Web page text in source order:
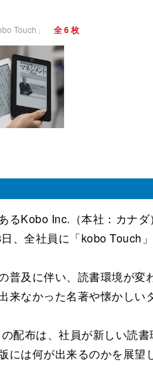
Touch」 全 6 枚
るKobo Inc.（本社：カナ
、全社員に「kobo Touch」
普及に伴い、読書環境が変
来なかった名著や懐かしい
配布は、社員が新しい読
には何が出来るのかを展望